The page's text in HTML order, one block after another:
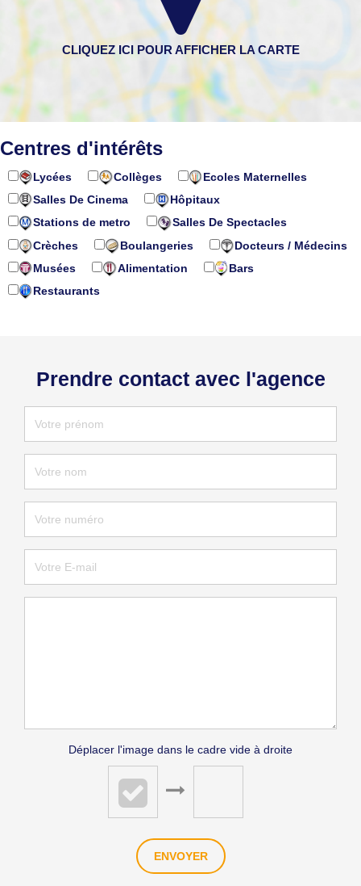
Centres d'intérêts
Lycées Collèges
Ecoles Maternelles
Salles De Cinema
Hôpitaux
Stations de metro
Salles De Spectacles
Crèches
Boulangeries
Docteurs / Médecins
Musées
Alimentation
Bars
Restaurants
Prendre contact avec l'agence
Déplacer l'image dans le cadre vide à droite
ENVOYER